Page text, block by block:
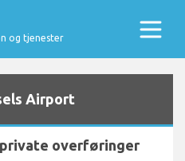
og tjenester
Airport
overføringer